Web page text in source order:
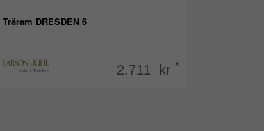
Träram DRESDEN 6
2.711 kr *